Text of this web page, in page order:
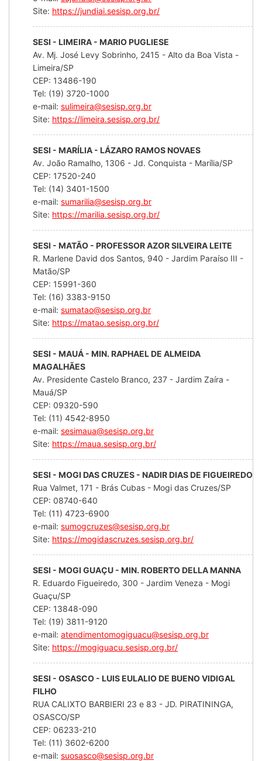
Site: https://jundiai.sesisp.org.br/
SESI - LIMEIRA - MARIO PUGLIESE
Av. Mj. José Levy Sobrinho, 2415 - Alto da Boa Vista -
Limeira/SP
CEP: 13486-190
Tel: (19) 3720-1000
e-mail: sulimeira@sesisp.org.br
Site: https://limeira.sesisp.org.br/
SESI - MARÍLIA - LÁZARO RAMOS NOVAES
Av. João Ramalho, 1306 - Jd. Conquista - Marília/SP
CEP: 17520-240
Tel: (14) 3401-1500
e-mail: sumarilia@sesisp.org.br
Site: https://marilia.sesisp.org.br/
SESI - MATÃO - PROFESSOR AZOR SILVEIRA LEITE
R. Marlene David dos Santos, 940 - Jardim Paraíso III -
Matão/SP
CEP: 15991-360
Tel: (16) 3383-9150
e-mail: sumatao@sesisp.org.br
Site: https://matao.sesisp.org.br/
SESI - MAUÁ - MIN. RAPHAEL DE ALMEIDA
MAGALHÃES
Av. Presidente Castelo Branco, 237 - Jardim Zaíra -
Mauá/SP
CEP: 09320-590
Tel: (11) 4542-8950
e-mail: sesimaua@sesisp.org.br
Site: https://maua.sesisp.org.br/
SESI - MOGI DAS CRUZES - NADIR DIAS DE FIGUEIREDO
Rua Valmet, 171 - Brás Cubas - Mogi das Cruzes/SP
CEP: 08740-640
Tel: (11) 4723-6900
e-mail: sumogcruzes@sesisp.org.br
Site: https://mogidascruzes.sesisp.org.br/
SESI - MOGI GUAÇU - MIN. ROBERTO DELLA MANNA
R. Eduardo Figueiredo, 300 - Jardim Veneza - Mogi
Guaçu/SP
CEP: 13848-090
Tel: (19) 3811-9120
e-mail: atendimentomogiguacu@sesisp.org.br
Site: https://mogiguacu.sesisp.org.br/
SESI - OSASCO - LUIS EULALIO DE BUENO VIDIGAL
FILHO
RUA CALIXTO BARBIERI 23 e 83 - JD. PIRATININGA,
OSASCO/SP
CEP: 06233-210
Tel: (11) 3602-6200
e-mail: suosasco@sesisp.org.br